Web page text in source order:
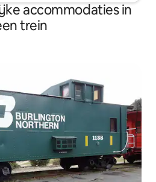
accommodaties in
trein